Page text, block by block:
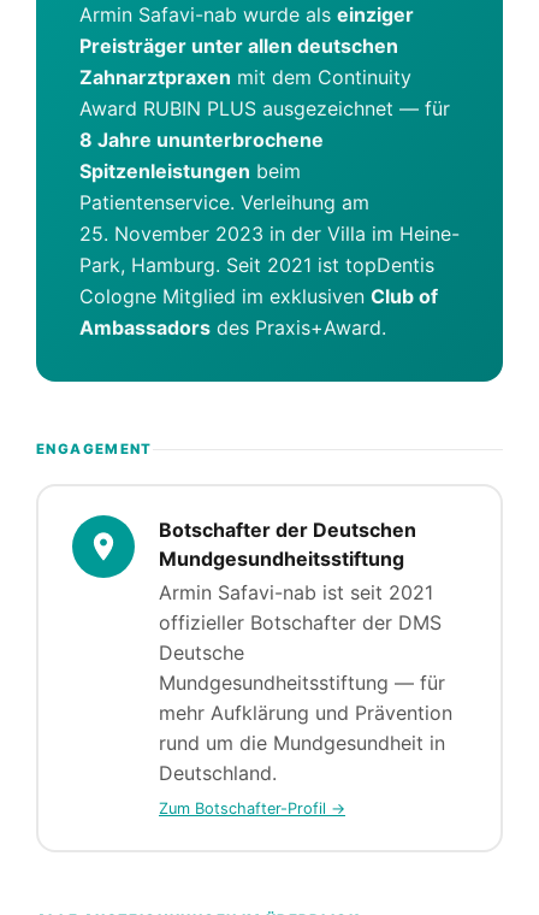
Armin Safavi-nab wurde als einziger
Preisträger unter allen deutschen
Zahnarztpraxen mit dem Continuity
Award RUBIN PLUS ausgezeichnet — für
8 Jahre ununterbrochene
Spitzenleistungen beim
Patientenservice. Verleihung am
25. November 2023 in der Villa im Heine-
Park, Hamburg. Seit 2021 ist topDentis
Cologne Mitglied im exklusiven Club of
Ambassadors des Praxis+Award.
ENGAGEMENT
Botschafter der Deutschen
Mundgesundheitsstiftung
Armin Safavi-nab ist seit 2021
offizieller Botschafter der DMS
Deutsche
Mundgesundheitsstiftung — für
mehr Aufklärung und Prävention
rund um die Mundgesundheit in
Deutschland.
Zum Botschafter-Profil →